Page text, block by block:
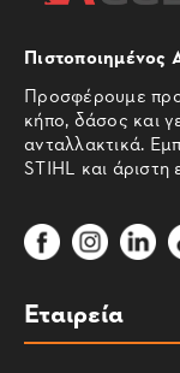
Πιστοποιημένος
Προσφέρουμε
κήπο, δάσος και
ανταλλακτικά.
STIHL και άριστη
Εταιρεία